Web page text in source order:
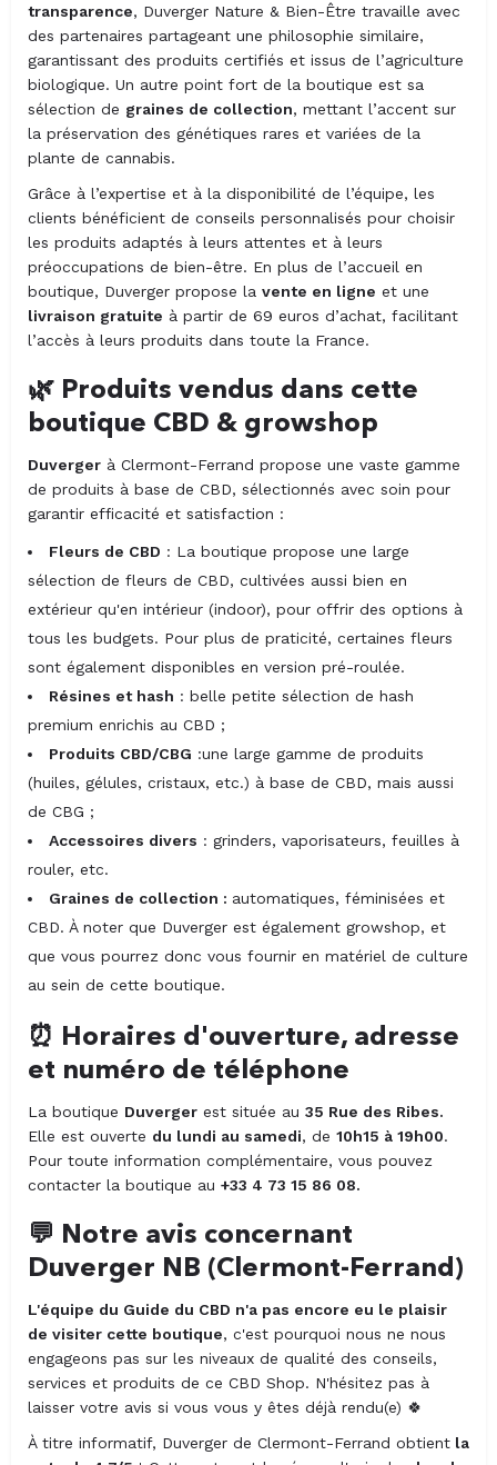
transparence, Duverger Nature & Bien-Être travaille avec
des partenaires partageant une philosophie similaire,
garantissant des produits certifiés et issus de l’agriculture
biologique. Un autre point fort de la boutique est sa
sélection de graines de collection, mettant l’accent sur
la préservation des génétiques rares et variées de la
plante de cannabis.
Grâce à l’expertise et à la disponibilité de l’équipe, les
clients bénéficient de conseils personnalisés pour choisir
les produits adaptés à leurs attentes et à leurs
préoccupations de bien-être. En plus de l’accueil en
boutique, Duverger propose la vente en ligne et une
livraison gratuite à partir de 69 euros d’achat, facilitant
l’accès à leurs produits dans toute la France.
🌿 Produits vendus dans cette
boutique CBD & growshop
Duverger à Clermont-Ferrand propose une vaste gamme
de produits à base de CBD, sélectionnés avec soin pour
garantir efficacité et satisfaction :
Fleurs de CBD : La boutique propose une large
sélection de fleurs de CBD, cultivées aussi bien en
extérieur qu'en intérieur (indoor), pour offrir des options à
tous les budgets. Pour plus de praticité, certaines fleurs
sont également disponibles en version pré-roulée.
Résines et hash : belle petite sélection de hash
premium enrichis au CBD ;
Produits CBD/CBG :une large gamme de produits
(huiles, gélules, cristaux, etc.) à base de CBD, mais aussi
de CBG ;
Accessoires divers : grinders, vaporisateurs, feuilles à
rouler, etc.
Graines de collection : automatiques, féminisées et
CBD. À noter que Duverger est également growshop, et
que vous pourrez donc vous fournir en matériel de culture
au sein de cette boutique.
⏰ Horaires d'ouverture, adresse
et numéro de téléphone
La boutique Duverger est située au 35 Rue des Ribes.
Elle est ouverte du lundi au samedi, de 10h15 à 19h00.
Pour toute information complémentaire, vous pouvez
contacter la boutique au +33 4 73 15 86 08.
💬 Notre avis concernant
Duverger NB (Clermont-Ferrand)
L'équipe du Guide du CBD n'a pas encore eu le plaisir
de visiter cette boutique, c'est pourquoi nous ne nous
engageons pas sur les niveaux de qualité des conseils,
services et produits de ce CBD Shop. N'hésitez pas à
laisser votre avis si vous vous y êtes déjà rendu(e) 🍀
À titre informatif, Duverger de Clermont-Ferrand obtient la